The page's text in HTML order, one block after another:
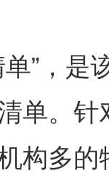
，是
单。
构多